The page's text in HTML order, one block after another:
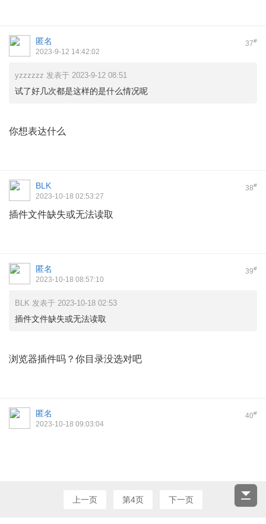
37#
匿名
2023-9-12 14:42:02
yzzzzzz 发表于 2023-9-12 08:51
试了好几次都是这样的是什么情况呢
你想表达什么
38#
BLK
2023-10-18 02:53:27
插件文件缺失或无法读取
39#
匿名
2023-10-18 08:57:10
BLK 发表于 2023-10-18 02:53
插件文件缺失或无法读取
浏览器插件吗？你目录没选对吧
40#
匿名
2023-10-18 09:03:04
上一页 第4页 下一页